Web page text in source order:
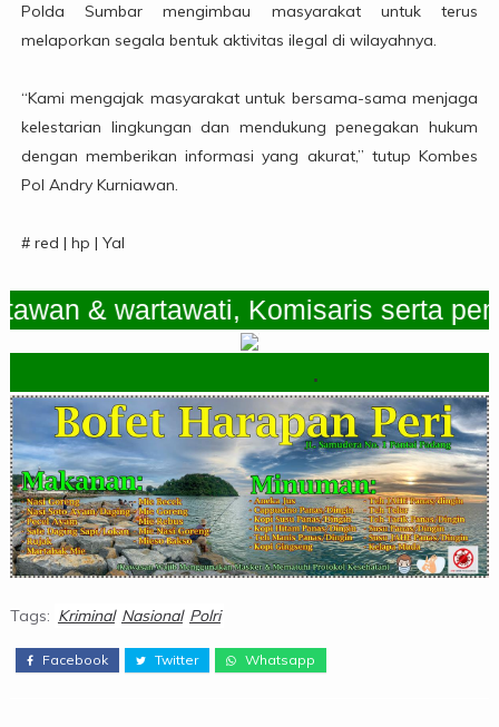
Polda Sumbar mengimbau masyarakat untuk terus
melaporkan segala bentuk aktivitas ilegal di wilayahnya.
“Kami mengajak masyarakat untuk bersama-sama menjaga
kelestarian lingkungan dan mendukung penegakan hukum
dengan memberikan informasi yang akurat,” tutup Kombes
Pol Andry Kurniawan.
# red | hp | Yal
& wartawati, Komisaris serta
Tags: Kriminal Nasional Polri
Facebook Twitter Whatsapp